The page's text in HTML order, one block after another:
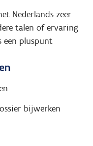
Nederlands zeer
talen of ervaring
een pluspunt
bijwerken